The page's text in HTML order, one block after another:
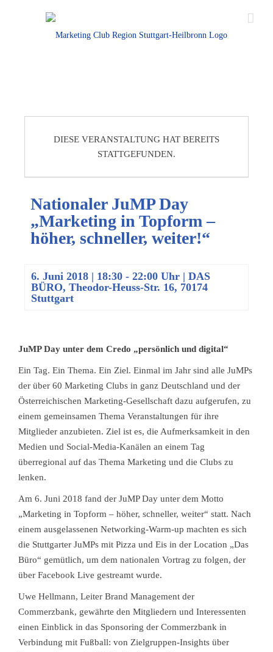
DIESE VERANSTALTUNG HAT BEREITS
STATTGEFUNDEN.
Nationaler JuMP Day
„Marketing in Topform –
höher, schneller, weiter!“
6. Juni 2018 | 18:30 - 22:00 Uhr | DAS
BÜRO, Theodor-Heuss-Str. 16, 70174
Stuttgart
JuMP Day unter dem Credo „persönlich und digital“
Ein Tag. Ein Thema. Ein Ziel. Einmal im Jahr sind alle JuMPs
der über 60 Marketing Clubs in ganz Deutschland und der
Österreichischen Marketing-Gesellschaft dazu aufgerufen, zu
einem gemeinsamen Thema Veranstaltungen für ihre
Mitglieder anzubieten. Ziel ist es, die Aufmerksamkeit in den
Medien und Social-Media-Kanälen an einem Tag
überregional auf das Thema Marketing und die Clubs zu
lenken.
Am 6. Juni 2018 fand der JuMP Day unter dem Motto
„Marketing in Topform – höher, schneller, weiter“ statt. Nach
einem ausgelassenen Networking-Warm-up machten es sich
die Stuttgarter JuMPs mit Pizza und Eis in der Location „Das
Büro“ gemütlich, um dem nationalen Vortrag zu folgen, der
über Facebook Live gestreamt wurde.
Uwe Hellmann, Leiter Brand Management der
Commerzbank, gewährte den Mitgliedern und Interessenten
einen Einblick in das Sponsoring der Commerzbank in
Verbindung mit Fußball: von Zielgruppen-Insights über